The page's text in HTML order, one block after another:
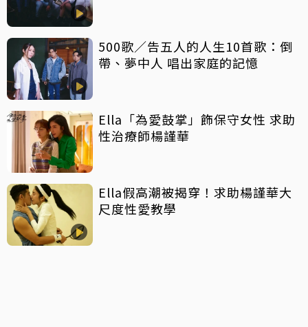
500歌／告五人的人生10首歌：倒
帶、夢中人 唱出家庭的記憶
Ella「為愛鼓掌」飾保守女性 求助
性治療師楊謹華
Ella假高潮被揭穿！求助楊謹華大
尺度性愛教學